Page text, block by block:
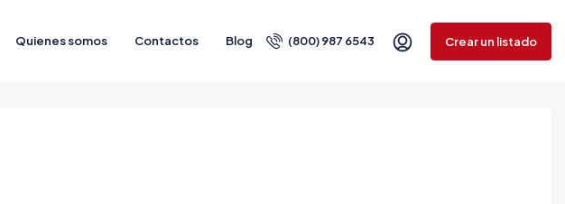
Quienes somos Contactos Blog (800) 987 6543 Crear un listado